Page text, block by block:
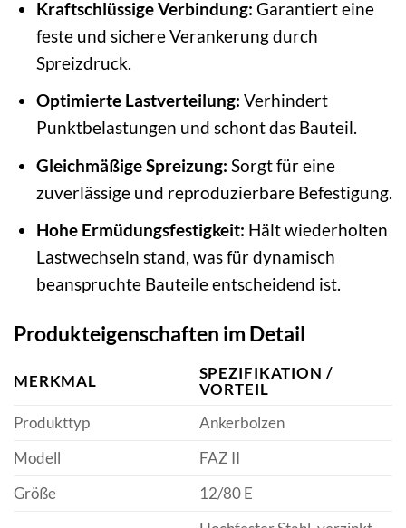
Kraftschlüssige Verbindung: Garantiert eine
feste und sichere Verankerung durch
Spreizdruck.
Optimierte Lastverteilung: Verhindert
Punktbelastungen und schont das Bauteil.
Gleichmäßige Spreizung: Sorgt für eine
zuverlässige und reproduzierbare Befestigung.
Hohe Ermüdungsfestigkeit: Hält wiederholten
Lastwechseln stand, was für dynamisch
beanspruchte Bauteile entscheidend ist.
Produkteigenschaften im Detail
MERKMAL
SPEZIFIKATION /
VORTEIL
Produkttyp
Ankerbolzen
Modell
FAZ II
Größe
12/80 E